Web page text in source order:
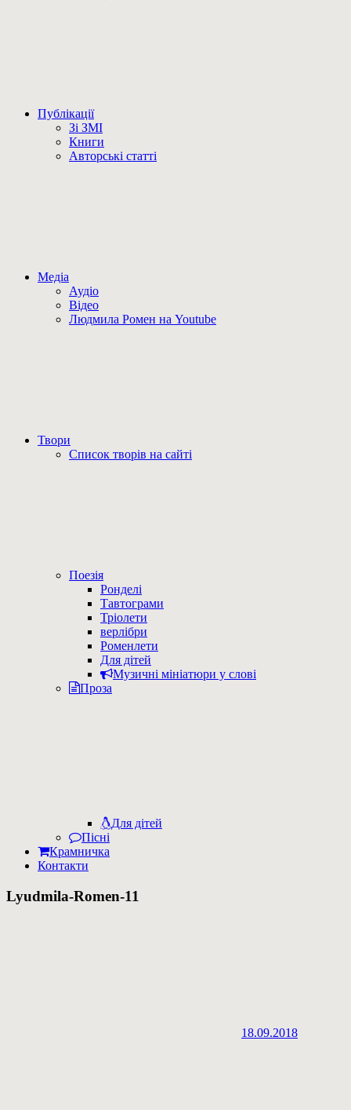
Публікації
Зі ЗМІ
Книги
Авторські статті
Медіа
Аудіо
Відео
Людмила Ромен на Youtube
Твори
Список творів на сайті
Поезія
Ронделі
Тавтограми
Тріолети
верлібри
Роменлети
Для дітей
Музичні мініатюри у слові
Проза
Для дітей
Пісні
Крамничка
Контакти
Lyudmila-Romen-11
18.09.2018